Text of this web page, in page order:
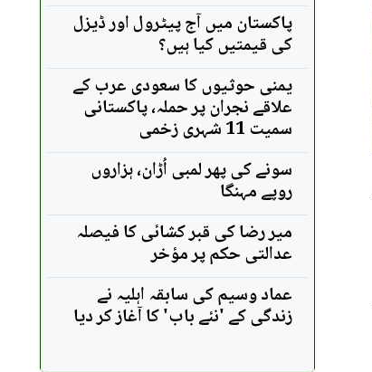
پاکستان میں آج پیٹرول اور ڈیزل
کی قیمتیں کیا ہیں؟
یمنی حوثیوں کا سعودی عرب کے
علاقے نجران پر حملہ، پاکستانی
سمیت 11 شہری زخمی
سونے کی پھر لمبی اُڑان، ہزاروں
روپے مہنگا
میر رضا کی قبر کشائی کا فیصلہ
عدالتی حکم پر مؤخر
عماد وسیم کی سابقہ اہلیہ نے
زندگی کے 'نئے باب' کا آغاز کر دیا